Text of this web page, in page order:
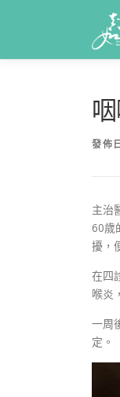
發佈
主治
60歲
擾，
在四
喉炎
一周
定。